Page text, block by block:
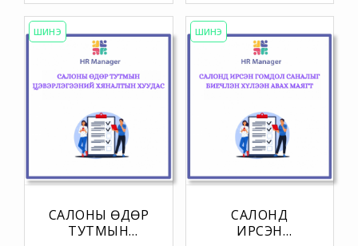
ШИНЭ
САЛОНЫ ӨДӨР
ТУТМЫН
ШИНЭ
САЛОНД
ИРСЭН